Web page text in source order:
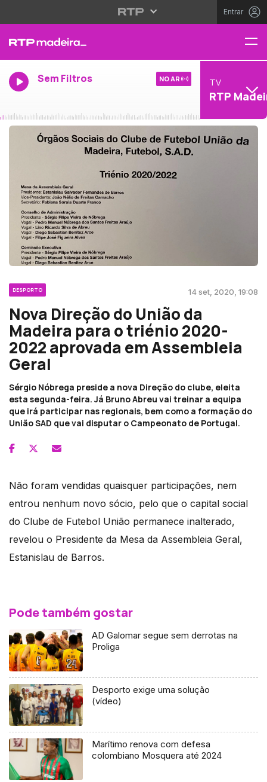
Entrar
Sem Filtros NO AR TV
RTP
DESPORTO 14 set, 2020, 19:08
Nova Direção do União da
Madeira para o triénio 2020-
2022 aprovada em Assembleia
Geral
Sérgio Nóbrega preside a nova Direção do clube, eleita
esta segunda-feira. Já Bruno Abreu vai treinar a equipa
que irá participar nas regionais, bem como a formação do
União SAD que vai disputar o Campeonato de Portugal.
Não foram vendidas quaisquer participações, nem
entrou nenhum novo sócio, pelo que o capital social
do Clube de Futebol União permanece inalterado,
revelou o Presidente da Mesa da Assembleia Geral,
Estanislau de Barros.
Pode também gostar
AD Galomar segue sem derrotas na
Proliga
Desporto exige uma solução
(vídeo)
Marítimo renova com defesa
colombiano Mosquera até 2024